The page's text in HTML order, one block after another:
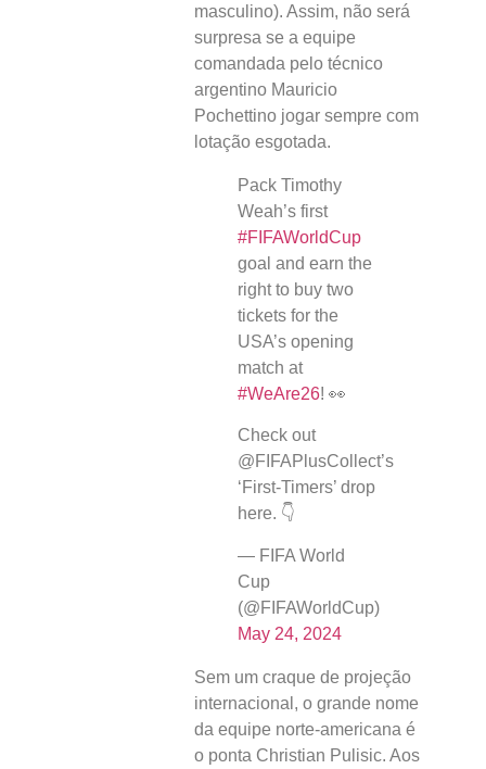
masculino). Assim, não será
surpresa se a equipe
comandada pelo técnico
argentino Mauricio
Pochettino jogar sempre com
lotação esgotada.
Pack Timothy
Weah’s first
#FIFAWorldCup
goal and earn the
right to buy two
tickets for the
USA’s opening
match at
#WeAre26! 👀
Check out
@FIFAPlusCollect’s
‘First-Timers’ drop
here. 👇
— FIFA World
Cup
(@FIFAWorldCup)
May 24, 2024
Sem um craque de projeção
internacional, o grande nome
da equipe norte-americana é
o ponta Christian Pulisic. Aos